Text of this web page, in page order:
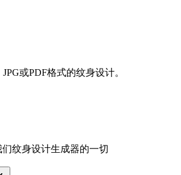
或PDF格式的纹身设计。
纹身设计生成器的一切